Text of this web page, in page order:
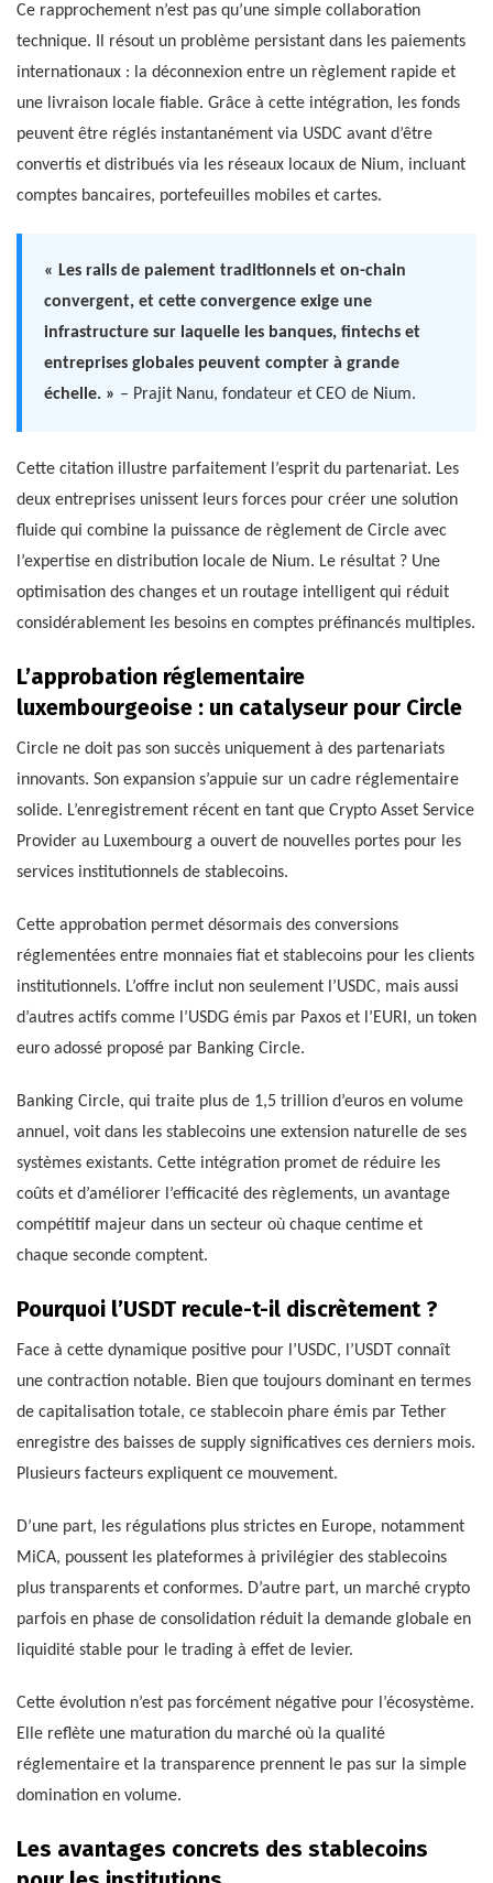
Ce rapprochement n’est pas qu’une simple collaboration
technique. Il résout un problème persistant dans les paiements
internationaux : la déconnexion entre un règlement rapide et
une livraison locale fiable. Grâce à cette intégration, les fonds
peuvent être réglés instantanément via USDC avant d’être
convertis et distribués via les réseaux locaux de Nium, incluant
comptes bancaires, portefeuilles mobiles et cartes.
« Les rails de paiement traditionnels et on-chain
convergent, et cette convergence exige une
infrastructure sur laquelle les banques, fintechs et
entreprises globales peuvent compter à grande
échelle. » – Prajit Nanu, fondateur et CEO de Nium.
Cette citation illustre parfaitement l’esprit du partenariat. Les
deux entreprises unissent leurs forces pour créer une solution
fluide qui combine la puissance de règlement de Circle avec
l’expertise en distribution locale de Nium. Le résultat ? Une
optimisation des changes et un routage intelligent qui réduit
considérablement les besoins en comptes préfinancés multiples.
L’approbation réglementaire
luxembourgeoise : un catalyseur pour Circle
Circle ne doit pas son succès uniquement à des partenariats
innovants. Son expansion s’appuie sur un cadre réglementaire
solide. L’enregistrement récent en tant que Crypto Asset Service
Provider au Luxembourg a ouvert de nouvelles portes pour les
services institutionnels de stablecoins.
Cette approbation permet désormais des conversions
réglementées entre monnaies fiat et stablecoins pour les clients
institutionnels. L’offre inclut non seulement l’USDC, mais aussi
d’autres actifs comme l’USDG émis par Paxos et l’EURI, un token
euro adossé proposé par Banking Circle.
Banking Circle, qui traite plus de 1,5 trillion d’euros en volume
annuel, voit dans les stablecoins une extension naturelle de ses
systèmes existants. Cette intégration promet de réduire les
coûts et d’améliorer l’efficacité des règlements, un avantage
compétitif majeur dans un secteur où chaque centime et
chaque seconde comptent.
Pourquoi l’USDT recule-t-il discrètement ?
Face à cette dynamique positive pour l’USDC, l’USDT connaît
une contraction notable. Bien que toujours dominant en termes
de capitalisation totale, ce stablecoin phare émis par Tether
enregistre des baisses de supply significatives ces derniers mois.
Plusieurs facteurs expliquent ce mouvement.
D’une part, les régulations plus strictes en Europe, notamment
MiCA, poussent les plateformes à privilégier des stablecoins
plus transparents et conformes. D’autre part, un marché crypto
parfois en phase de consolidation réduit la demande globale en
liquidité stable pour le trading à effet de levier.
Cette évolution n’est pas forcément négative pour l’écosystème.
Elle reflète une maturation du marché où la qualité
réglementaire et la transparence prennent le pas sur la simple
domination en volume.
Les avantages concrets des stablecoins